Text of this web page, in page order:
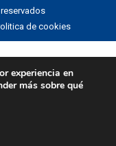
de cookies
experiencia en
más sobre qué